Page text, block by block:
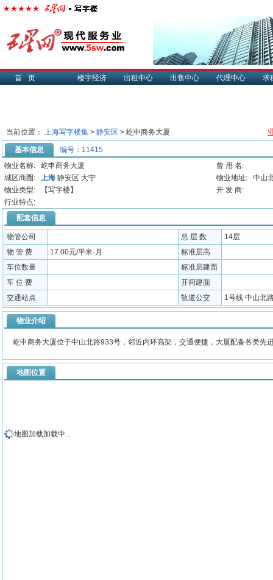
首页 楼宇经济 出租中心 出售中心 代理中心 求
当前位置： 上海写字楼集 > 静安区 > 屹申商务大厦
基本信息
编号：11415
物业名称:
屹申商务大厦
曾 用 名:
城区商圈:
上海 静安区 大宁 物业地址:
中山
物业类型:
【写字楼】
开 发 商:
行业特点:
配套信息
物管公司 总 层 数
14层
物 管 费
17.00元/平米·月
标准层高
车位数量
标准层建面
车 位 费
开间建面
交通站点
轨道公交 1号线 中山北
物业介绍
屹申商务大厦位于中山北路933号，邻近内环高架，交通便捷，大厦配备各类先
地图位置
地图加载加载中...